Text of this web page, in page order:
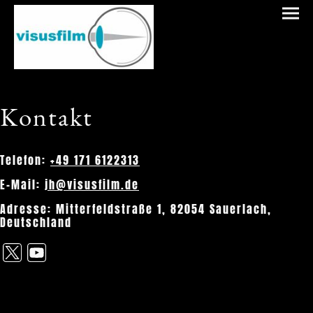
Kontakt
Telefon: +49 171 6122313
E-Mail: jh@visusfilm.de
Adresse: Mitterfeldstraße 1, 82054 Sauerlach,
Deutschland